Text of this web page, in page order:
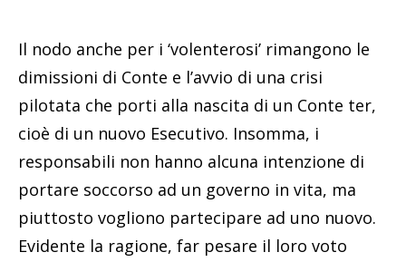
Il nodo anche per i ‘volenterosi’ rimangono le
dimissioni di Conte e l’avvio di una crisi
pilotata che porti alla nascita di un Conte ter,
cioè di un nuovo Esecutivo. Insomma, i
responsabili non hanno alcuna intenzione di
portare soccorso ad un governo in vita, ma
piuttosto vogliono partecipare ad uno nuovo.
Evidente la ragione, far pesare il loro voto